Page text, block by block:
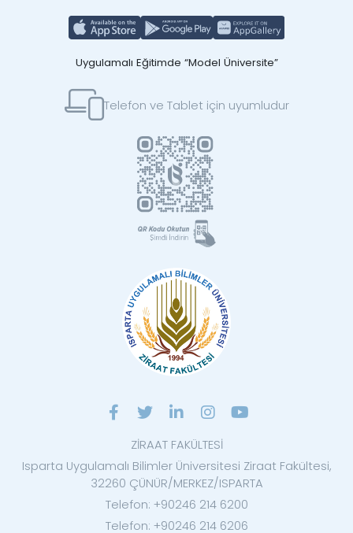
Uygulamalı Eğitimde “Model Üniversite”
Telefon ve Tablet için uyumludur
ZİRAAT FAKÜLTESİ
Isparta Uygulamalı Bilimler Üniversitesi Ziraat Fakültesi,
32260 ÇÜNÜR/MERKEZ/ISPARTA
Telefon: +90246 214 6200
Telefon: +90246 214 6206